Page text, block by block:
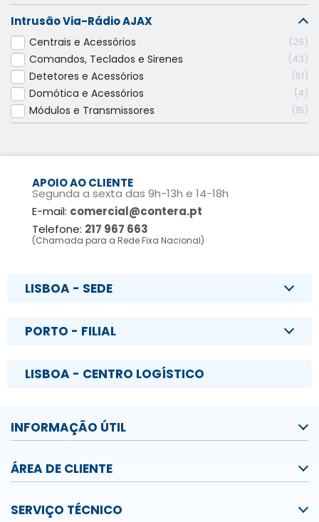
Intrusão Via-Rádio AJAX
Centrais e Acessórios 26
Comandos, Teclados e Sirenes 43
Detetores e Acessórios 51
Domótica e Acessórios 4
Módulos e Transmissores 15
APOIO AO CLIENTE
Segunda a sexta das 9h-13h e 14-18h
E-mail: comercial@contera.pt
Telefone: 217 967 663
(Chamada para a Rede Fixa Nacional)
LISBOA - SEDE
PORTO - FILIAL
LISBOA - CENTRO LOGÍSTICO
INFORMAÇÃO ÚTIL
ÁREA DE CLIENTE
SERVIÇO TÉCNICO